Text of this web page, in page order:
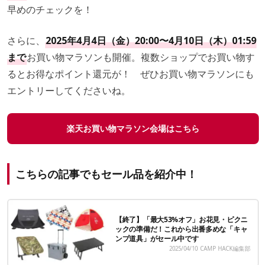
早めのチェックを！
さらに、 2025年4月4日（金）20:00〜4月10日（木）01:59
までお買い物マラソンも開催。複数ショップでお買い物す
るとお得なポイント還元が！ ぜひお買い物マラソンにも
エントリーしてくださいね。
楽天お買い物マラソン会場はこちら
こちらの記事でもセール品を紹介中！
【終了】「最大53%オフ」お花見・ピクニ
ックの準備だ！これから出番多めな「キャ
ンプ道具」がセール中です
2025/04/10 CAMP HACK編集部